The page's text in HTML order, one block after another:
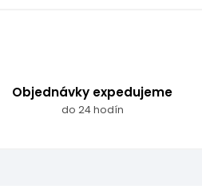
Objednávky expedujeme
do 24 hodín